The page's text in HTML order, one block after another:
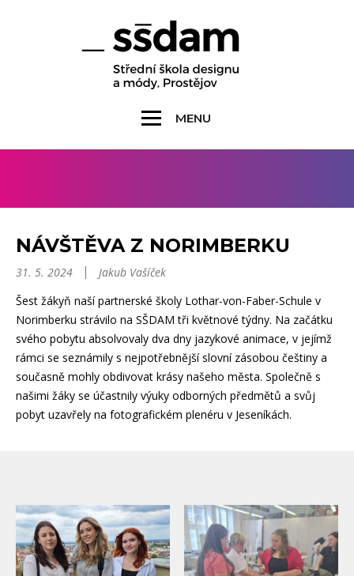
MENU
NÁVŠTĚVA Z NORIMBERKU
31. 5. 2024
Jakub Vašíček
Šest žákyň naší partnerské školy Lothar-von-Faber-Schule v
Norimberku strávilo na SŠDAM tři květnové týdny. Na začátku
svého pobytu absolvovaly dva dny jazykové animace, v jejímž
rámci se seznámily s nejpotřebnější slovní zásobou češtiny a
současně mohly obdivovat krásy našeho města. Společně s
našimi žáky se účastnily výuky odborných předmětů a svůj
pobyt uzavřely na fotografickém plenéru v Jeseníkách.